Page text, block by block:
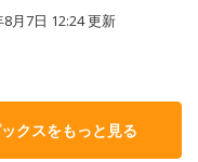
8月7日 12:24更新
クスをもっと見る